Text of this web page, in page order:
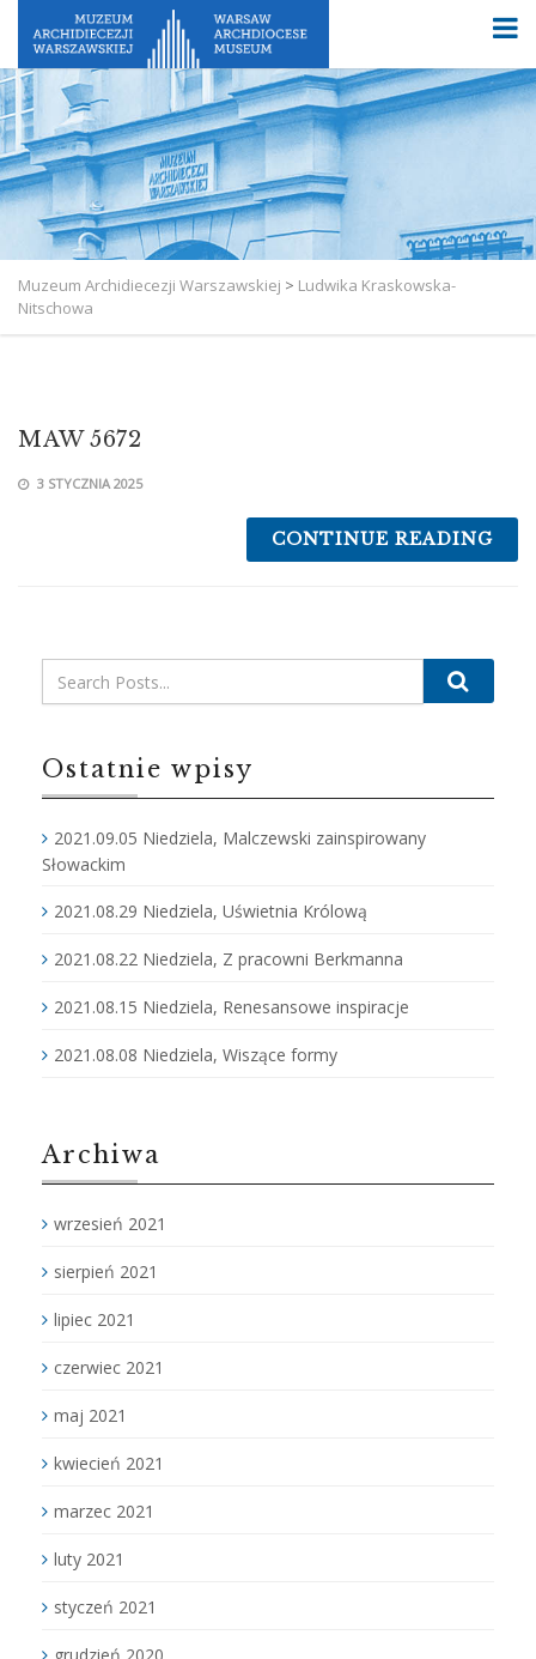
Muzeum Archidiecezji Warszawskiej > Ludwika Kraskowska-
Nitschowa
MAW 5672
3 STYCZNIA 2025
CONTINUE READING
Ostatnie wpisy
2021.09.05 Niedziela, Malczewski zainspirowany
Słowackim
2021.08.29 Niedziela, Uświetnia Królową
2021.08.22 Niedziela, Z pracowni Berkmanna
2021.08.15 Niedziela, Renesansowe inspiracje
2021.08.08 Niedziela, Wiszące formy
Archiwa
wrzesień 2021
sierpień 2021
lipiec 2021
czerwiec 2021
maj 2021
kwiecień 2021
marzec 2021
luty 2021
styczeń 2021